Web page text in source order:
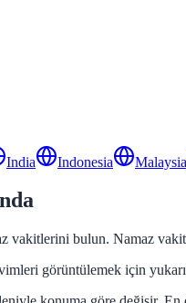
India Indonesia Malaysia
bulun. Namaz
görüntülemek için